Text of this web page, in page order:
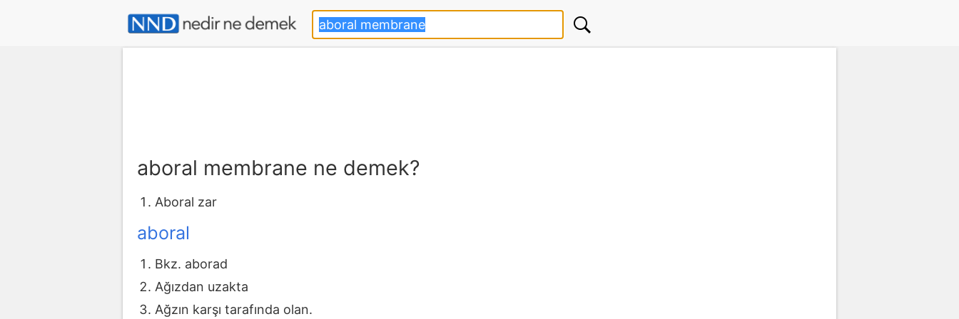
aboral membrane ne demek?
Aboral zar
aboral
Bkz. aborad
Ağızdan uzakta
Ağzın karşı tarafında olan.